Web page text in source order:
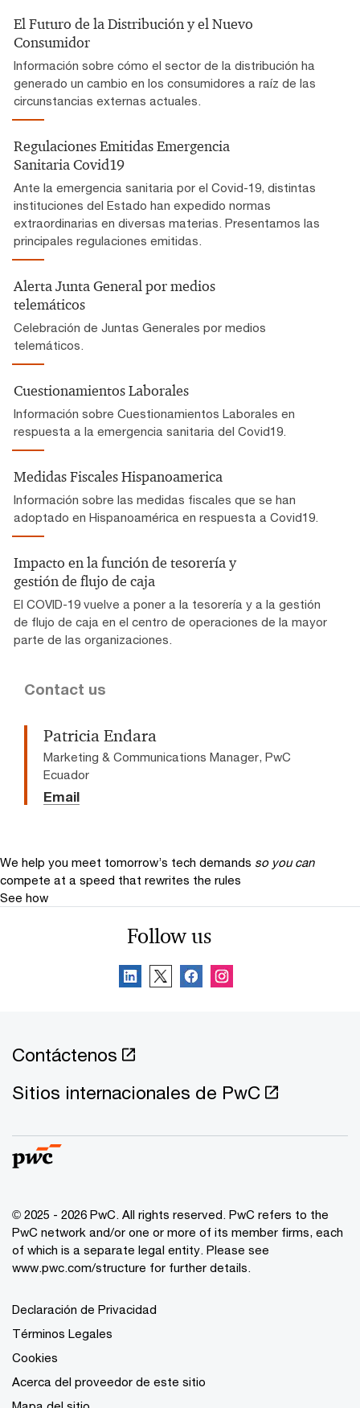
El Futuro de la Distribución y el Nuevo
Consumidor
Información sobre cómo el sector de la distribución ha
generado un cambio en los consumidores a raíz de las
circunstancias externas actuales.
Regulaciones Emitidas Emergencia
Sanitaria Covid19
Ante la emergencia sanitaria por el Covid-19, distintas
instituciones del Estado han expedido normas
extraordinarias en diversas materias. Presentamos las
principales regulaciones emitidas.
Alerta Junta General por medios
telemáticos
Celebración de Juntas Generales por medios
telemáticos.
Cuestionamientos Laborales
Información sobre Cuestionamientos Laborales en
respuesta a la emergencia sanitaria del Covid19.
Medidas Fiscales Hispanoamerica
Información sobre las medidas fiscales que se han
adoptado en Hispanoamérica en respuesta a Covid19.
Impacto en la función de tesorería y
gestión de flujo de caja
El COVID-19 vuelve a poner a la tesorería y a la gestión
de flujo de caja en el centro de operaciones de la mayor
parte de las organizaciones.
Contact us
Patricia Endara
Marketing & Communications Manager, PwC
Ecuador
Email
We help you meet tomorrow’s tech demands so you can
compete at a speed that rewrites the rules
See how
Follow us
Contáctenos
Sitios internacionales de PwC
© 2025 - 2026 PwC. All rights reserved. PwC refers to the
PwC network and/or one or more of its member firms, each
of which is a separate legal entity. Please see
www.pwc.com/structure for further details.
Declaración de Privacidad
Términos Legales
Cookies
Acerca del proveedor de este sitio